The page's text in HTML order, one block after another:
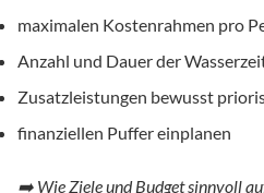
maximalen Kostenrahmen pro
Anzahl und Dauer der
Zusatzleistungen bewusst
finanziellen Puffer einplanen
➡️ Wie Ziele und Budget sinnvoll